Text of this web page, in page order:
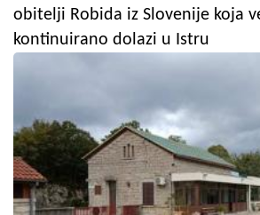
obitelji Robida iz Slovenije koja
kontinuirano dolazi u Istru